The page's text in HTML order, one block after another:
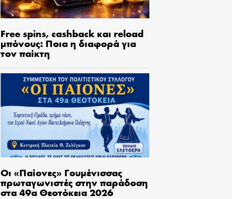
Free spins, cashback και reload
μπόνους: Ποια η διαφορά για
τον παίκτη
Οι «Παίονες» Γουμένισσας
πρωταγωνιστές στην παράδοση
στα 49α Θεοτόκεια 2026